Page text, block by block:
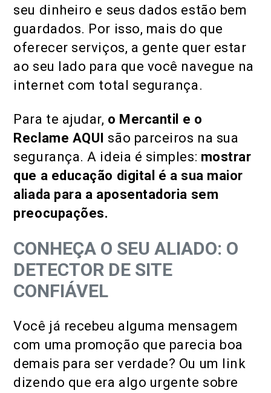
seu dinheiro e seus dados estão bem
guardados. Por isso, mais do que
oferecer serviços, a gente quer estar
ao seu lado para que você navegue na
internet com total segurança.
Para te ajudar, o Mercantil e o
Reclame AQUI são parceiros na sua
segurança. A ideia é simples: mostrar
que a educação digital é a sua maior
aliada para a aposentadoria sem
preocupações.
CONHEÇA O SEU ALIADO: O
DETECTOR DE SITE
CONFIÁVEL
Você já recebeu alguma mensagem
com uma promoção que parecia boa
demais para ser verdade? Ou um link
dizendo que era algo urgente sobre